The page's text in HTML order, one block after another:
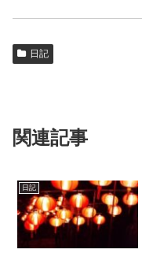
日記
関連記事
日記